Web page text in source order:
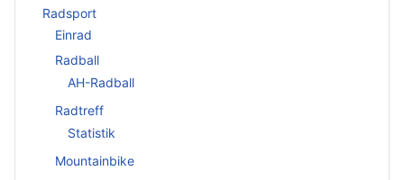
Radsport
Einrad
Radball
AH-Radball
Radtreff
Statistik
Mountainbike